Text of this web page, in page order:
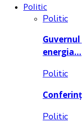
Politic
Politic
energia…
Politic
Politic